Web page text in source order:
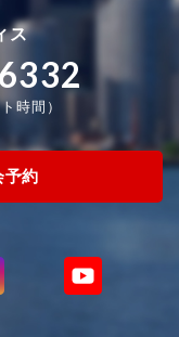
ス
時間）
予約